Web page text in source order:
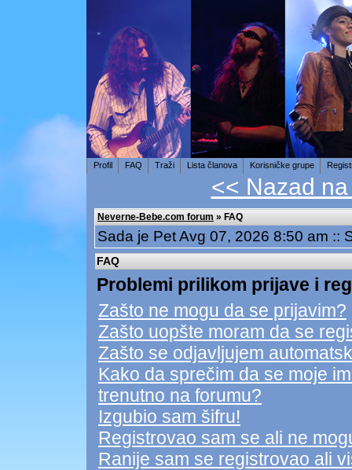
Profil FAQ Traži Lista članova Korisničke grupe
<< Nazad
Neverne-Bebe.com forum » FAQ
Sada je Pet Avg 07, 2026 8:50 am ::
FAQ
Problemi prilikom prijave i
Zašto ne mogu da se prijavim?
Zašto uopšte moram da se
Zašto se odjavljujem
Kako da sprečim da se moje
trenutno na forumu?
Izgubio sam šifru!
Registrovao sam se ali ne
Ranije sam se registrovao ali